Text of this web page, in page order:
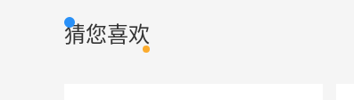
猜您喜欢